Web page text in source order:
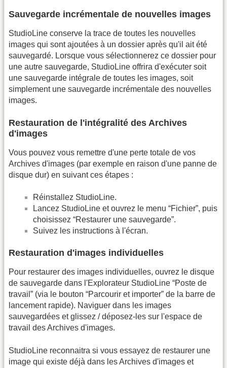
Sauvegarde incrémentale de nouvelles images
StudioLine conserve la trace de toutes les nouvelles
images qui sont ajoutées à un dossier après qu'il ait été
sauvegardé. Lorsque vous sélectionnerez ce dossier pour
une autre sauvegarde, StudioLine offrira d'exécuter soit
une sauvegarde intégrale de toutes les images, soit
simplement une sauvegarde incrémentale des nouvelles
images.
Restauration de l'intégralité des Archives
d'images
Vous pouvez vous remettre d'une perte totale de vos
Archives d'images (par exemple en raison d'une panne de
disque dur) en suivant ces étapes :
Réinstallez StudioLine.
Lancez StudioLine et ouvrez le menu “Fichier”, puis
choisissez “Restaurer une sauvegarde”.
Suivez les instructions à l'écran.
Restauration d'images individuelles
Pour restaurer des images individuelles, ouvrez le disque
de sauvegarde dans l'Explorateur StudioLine “Poste de
travail” (via le bouton “Parcourir et importer” de la barre de
lancement rapide). Naviguer dans les images
sauvegardées et glissez / déposez-les sur l'espace de
travail des Archives d'images.
StudioLine reconnaitra si vous essayez de restaurer une
image qui existe déjà dans les Archives d'images et